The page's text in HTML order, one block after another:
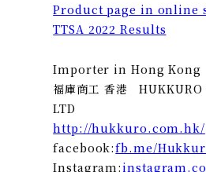
Product page in online
TTSA 2022 Results
Importer in Hong Kong
福庫商工 香港 HUKKURO
LTD
http://hukkuro.com.hk/
facebook:fb.me/
Instagram: